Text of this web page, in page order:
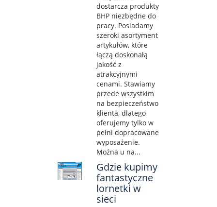
dostarcza produkty
BHP niezbędne do
pracy. Posiadamy
szeroki asortyment
artykułów, które
łączą doskonałą
jakość z
atrakcyjnymi
cenami. Stawiamy
przede wszystkim
na bezpieczeństwo
klienta, dlatego
oferujemy tylko w
pełni dopracowane
wyposażenie.
Można u na...
Gdzie kupimy
fantastyczne
lornetki w
sieci